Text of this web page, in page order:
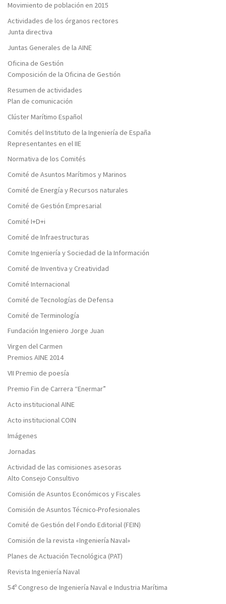
Movimiento de población en 2015
Actividades de los órganos rectores
Junta directiva
Juntas Generales de la AINE
Oficina de Gestión
Composición de la Oficina de Gestión
Resumen de actividades
Plan de comunicación
Clúster Marítimo Español
Comités del Instituto de la Ingeniería de España
Representantes en el IIE
Normativa de los Comités
Comité de Asuntos Marítimos y Marinos
Comité de Energía y Recursos naturales
Comité de Gestión Empresarial
Comité I+D+i
Comité de Infraestructuras
Comite Ingeniería y Sociedad de la Información
Comité de Inventiva y Creatividad
Comité Internacional
Comité de Tecnologías de Defensa
Comité de Terminología
Fundación Ingeniero Jorge Juan
Virgen del Carmen
Premios AINE 2014
VII Premio de poesía
Premio Fin de Carrera “Enermar”
Acto institucional AINE
Acto institucional COIN
Imágenes
Jornadas
Actividad de las comisiones asesoras
Alto Consejo Consultivo
Comisión de Asuntos Económicos y Fiscales
Comisión de Asuntos Técnico-Profesionales
Comité de Gestión del Fondo Editorial (FEIN)
Comisión de la revista «Ingeniería Naval»
Planes de Actuación Tecnológica (PAT)
Revista Ingeniería Naval
54º Congreso de Ingeniería Naval e Industria Marítima